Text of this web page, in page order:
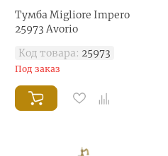
Тумба Migliore Impero
25973 Avorio
Код товара: 25973
Под заказ